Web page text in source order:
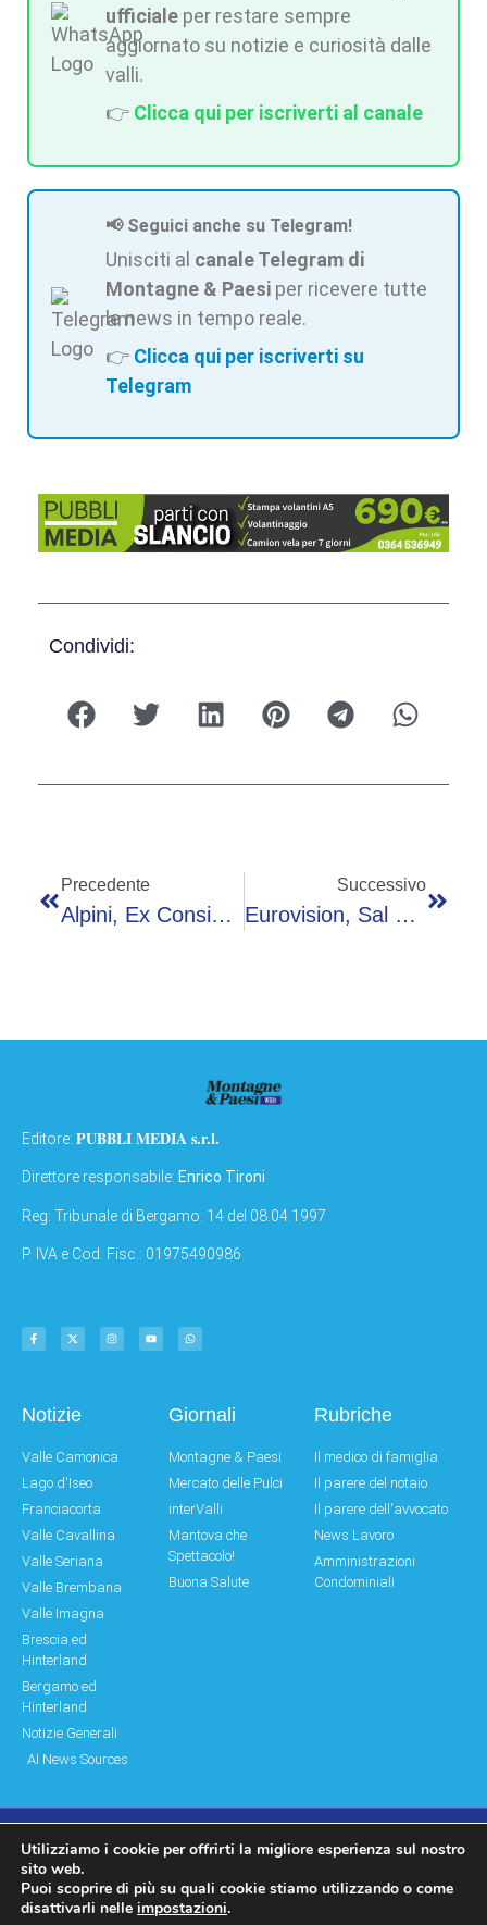
ufficiale per restare sempre
aggiornato su notizie e curiosità dalle
valli.
👉 Clicca qui per iscriverti al canale
📢 Seguici anche su Telegram!
Unisciti al canale Telegram di
Montagne & Paesi per ricevere tutte
le news in tempo reale.
👉 Clicca qui per iscriverti su
Telegram
Condividi:
Precedente
Alpini, Ex Consigliera M5S Denuncia Molestia A Genova: “Presa Di Mira Sul Bus”
Successivo
Eurovision, Sal Da Vinci: “Non Ho Voluto Cambiare ‘Per Sempre Sì’, Resta In Italiano”
Editore: PUBBLI MEDIA s.r.l.
Direttore responsabile: Enrico Tironi
Reg: Tribunale di Bergamo: 14 del 08.04.1997
P. IVA e Cod. Fisc.: 01975490986
Notizie
Valle Camonica
Lago d'Iseo
Franciacorta
Valle Cavallina
Valle Seriana
Valle Brembana
Valle Imagna
Brescia ed
Hinterland
Bergamo ed
Hinterland
Notizie Generali
AI News Sources
Giornali
Montagne & Paesi
Mercato delle Pulci
interValli
Mantova che
Spettacolo!
Buona Salute
Rubriche
Il medico di famiglia
Il parere del notaio
Il parere dell'avvocato
News Lavoro
Amministrazioni
Condominiali
© Copyright 2011 – 2026 Montagne & Paesi
Log In|Log Out Privacy Policy
Utilizziamo i cookie per offrirti la migliore esperienza sul nostro
sito web.
Puoi scoprire di più su quali cookie stiamo utilizzando o come
disattivarli nelle impostazioni.